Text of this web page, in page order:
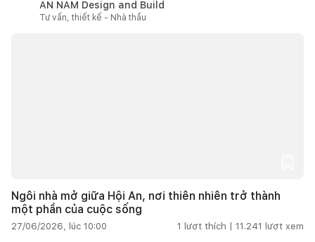
AN NAM Design and Build
Tư vấn, thiết kế - Nhà thầu
Ngôi nhà mở giữa Hội An, nơi thiên nhiên trở thành
một phần của cuộc sống
27/06/2026, lúc 10:00 1 lượt thích | 11.241 lượt xem